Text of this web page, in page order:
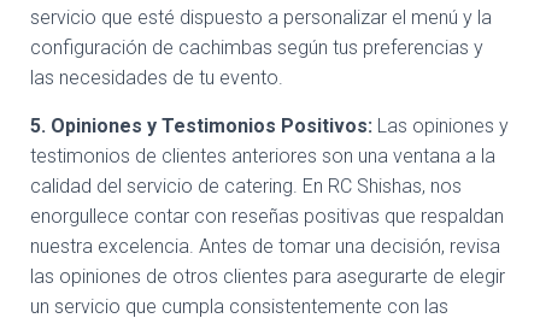
servicio que esté dispuesto a personalizar el menú y la
configuración de cachimbas según tus preferencias y
las necesidades de tu evento.
5. Opiniones y Testimonios Positivos: Las opiniones y
testimonios de clientes anteriores son una ventana a la
calidad del servicio de catering. En RC Shishas, nos
enorgullece contar con reseñas positivas que respaldan
nuestra excelencia. Antes de tomar una decisión, revisa
las opiniones de otros clientes para asegurarte de elegir
un servicio que cumpla consistentemente con las